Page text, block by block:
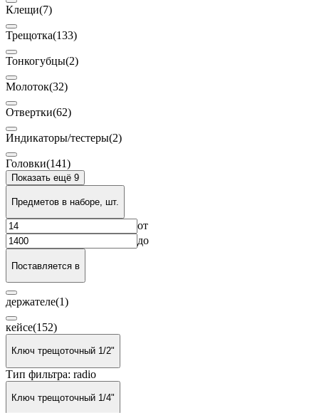
Клещи(7)
Трещотка(133)
Тонкогубцы(2)
Молоток(32)
Отвертки(62)
Индикаторы/тестеры(2)
Головки(141)
Показать ещё 9
Предметов в наборе, шт.
от
до
Поставляется в
держателе(1)
кейсе(152)
Ключ трещоточный 1/2"
Тип фильтра: radio
Ключ трещоточный 1/4"